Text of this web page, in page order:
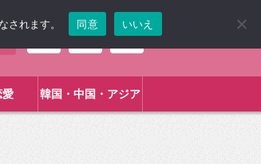
愛 韓国・中国・アジア
れます。 同意 いいえ